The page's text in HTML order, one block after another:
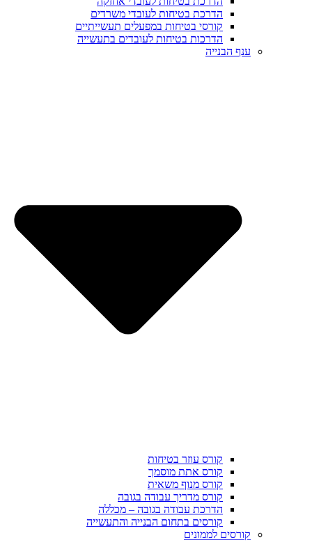
הדרכת בטיחות לעובדי משרדים
קורסי בטיחות במפעלים תעשייתיים
הדרכות בטיחות לעובדים בתעשייה
ענף הבנייה
קורס עוזר בטיחות
קורס אתת מוסמך
קורס מנוף משאית
קורס מדריך עבודה בגובה
הדרכת עבודה בגובה – מכללה
קורסים בתחום הבנייה והתעשייה
קורסים לממונים